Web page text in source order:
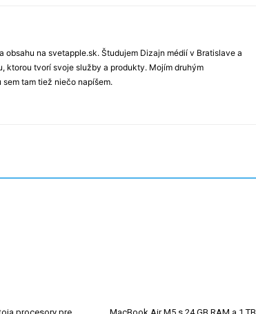
obsahu na svetapple.sk. Študujem Dizajn médií v Bratislave a
ktorou tvorí svoje služby a produkty. Mojím druhým
tam tiež niečo napíšem.
procesory pre MacBook Air M5 s 24 GB RAM a 1 TB